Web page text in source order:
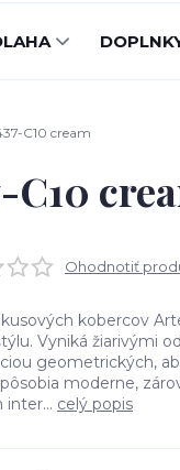
C10 cream
C10
Ohodnotiť
kobercov
Vyniká žiarivými
geometrických,
moderne,
inter... celý popis